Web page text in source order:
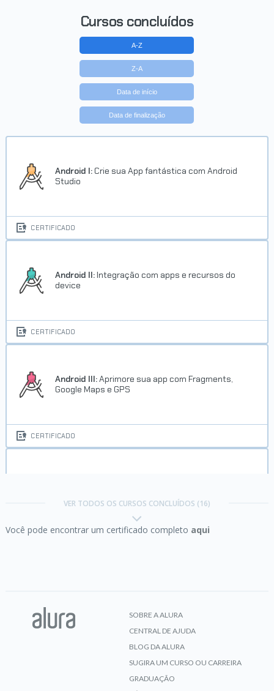
Cursos concluídos
A-Z
Z-A
Data de início
Data de finalização
Android I: Crie sua App fantástica com Android
Studio
CERTIFICADO
Android II: Integração com apps e recursos do
device
CERTIFICADO
Android III:Aprimore sua app com Fragments,
Google Maps e GPS
CERTIFICADO
VER TODOS OS CURSOS CONCLUÍDOS (16)
Você pode encontrar um certificado completo aqui
SOBRE A ALURA
CENTRAL DE AJUDA
BLOG DA ALURA
SUGIRA UM CURSO OU CARREIRA
GRADUAÇÃO